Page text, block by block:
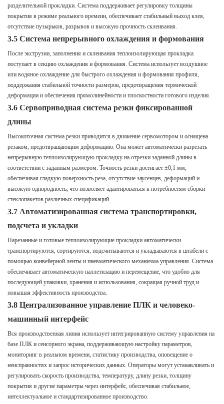
разделительной прокладки. Система поддерживает регулировку толщины
покрытия в режиме реального времени, обеспечивает стабильный выход клея,
отсутствие пузырьков, разрывов и высокую прочность склеивания.
3.5 Система непрерывного охлаждения и формования
После экструзии, заполнения и склеивания теплоизолирующая прокладка
поступает в секцию охлаждения и формования. Система использует воздушное
или водяное охлаждение для быстрого охлаждения и формования профиля,
поддержания стабильной точности размеров, предотвращения термической
деформации и обеспечения прямолинейности и плоскостности готового изделия.
3.6 Сервоприводная система резки фиксированной
длины
Высокоточная система резки приводится в движение сервомотором и оснащена
резаком, предотвращающим деформацию. Она может автоматически разрезать
непрерывную теплоизолирующую прокладку на отрезки заданной длины в
соответствии с заданным размером. Точность резки достигает ±0,1 мм,
обеспечивая гладкую поверхность реза, отсутствие заусенцев, деформаций и
высокую однородность, что позволяет адаптироваться к потребностям сборки
стеклопакетов различных спецификаций.
3.7 Автоматизированная система транспортировки,
подсчета и укладки
Нарезанные и готовые теплоизолирующие прокладки автоматически
транспортируются, сортируются, подсчитываются и укладываются в штабели с
помощью конвейерной ленты и пневматического механизма управления. Система
обеспечивает автоматическую паллетизацию и перемещение, что удобно для
последующей упаковки, хранения и использования, сокращая ручной труд и
повышая эффективность производства.
3.8 Централизованное управление ПЛК и человеко-
машинный интерфейс
Вся производственная линия использует интегрированную систему управления на
базе ПЛК и сенсорного экрана, поддерживающую настройку параметров,
мониторинг в реальном времени, статистику производства, оповещение о
неисправностях и запрос исторических данных. Операторы могут устанавливать и
регулировать скорость производства, температуру, длину резки, толщину
покрытия и другие параметры через интерфейс, обеспечивая стабильное,
интеллектуальное и стандартизированное производство.